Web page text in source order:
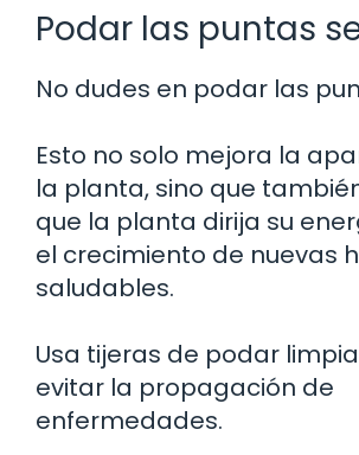
Podar las puntas
No dudes en podar las
Esto no solo mejora la
la planta, sino que
que la planta dirija su
el crecimiento de nuevas
saludables.
Usa tijeras de podar
evitar la propagación de
enfermedades.